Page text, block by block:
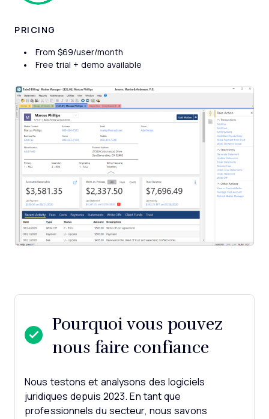
PRICING
From $69/user/month
Free trial + demo available
Pourquoi vous pouvez
nous faire confiance
Nous testons et analysons des logiciels
juridiques depuis 2023. En tant que
professionnels du secteur, nous savons